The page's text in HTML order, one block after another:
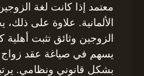
معتمد إذا كانت لغة
الألمانية. علاوة على
الزوجين وثائق تثبت أهلية
يسهم في صياغة عقد زواج
بشكل قانوني ونظامي.